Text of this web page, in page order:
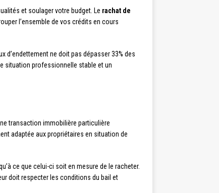
et soulager votre budget. Le rachat de
l’ensemble de vos crédits en cours
d’endettement ne doit pas dépasser 33% des
situation professionnelle stable et un
transaction immobilière particulière
adaptée aux propriétaires en situation de
ce que celui-ci soit en mesure de le racheter.
doit respecter les conditions du bail et